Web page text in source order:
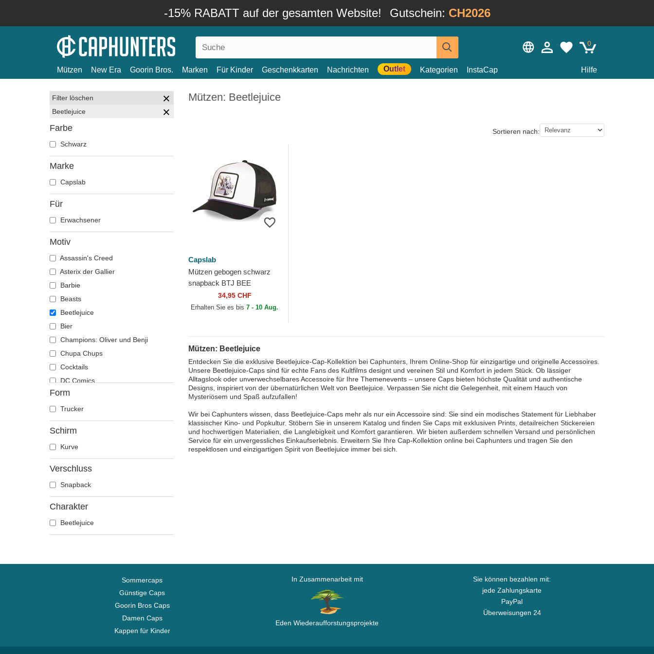
-15% RABATT auf der gesamten Website! Gutschein: CH2026
0
Mützen New Era Goorin Bros. Marken Für Kinder Geschenkkarten Nachrichten Outlet Kategorien InstaCap Hilfe
Filter löschen
Beetlejuice
Farbe
Schwarz
Marke
Capslab
Für
Erwachsener
Motiv
Assassin's Creed
Asterix der Gallier
Barbie
Beasts
Beetlejuice
Bier
Champions: Oliver und Benji
Chupa Chups
Cocktails
DC Comics
Der Herr der Ringe
Die Schlümpfe
Disney
Dragon Ball
Erdnüsse
Harry Potter
Hip Hop Dogz
Form
Trucker
Schirm
Kurve
Verschluss
Snapback
Charakter
Beetlejuice
Mützen: Beetlejuice
Sortieren nach:
Capslab
Mützen gebogen schwarz
snapback BTJ BEE
Beetlejuice von Capslab
34,95 CHF
Erhalten Sie es bis7 - 10 Aug.
Mützen: Beetlejuice
Entdecken Sie die exklusive Beetlejuice-Cap-Kollektion bei Caphunters, Ihrem Online-Shop für einzigartige und originelle Accessoires.
Unsere Beetlejuice-Caps sind für echte Fans des Kultfilms designt und vereinen Stil und Komfort in jedem Stück. Ob lässiger
Alltagslook oder unverwechselbares Accessoire für Ihre Themenevents – unsere Caps bieten höchste Qualität und authentische
Designs, inspiriert von der übernatürlichen Welt von Beetlejuice. Verpassen Sie nicht die Gelegenheit, mit einem Hauch von
Mysteriösem und Spaß aufzufallen!
Wir bei Caphunters wissen, dass Beetlejuice-Caps mehr als nur ein Accessoire sind: Sie sind ein modisches Statement für Liebhaber
klassischer Kino- und Popkultur. Stöbern Sie in unserem Katalog und finden Sie Caps mit exklusiven Prints, detailreichen Stickereien
und hochwertigen Materialien, die Langlebigkeit und Komfort garantieren. Wir bieten außerdem schnellen Versand und persönlichen
Service für ein unvergessliches Einkaufserlebnis. Erweitern Sie Ihre Cap-Kollektion online bei Caphunters und tragen Sie den
respektlosen und einzigartigen Spirit von Beetlejuice immer bei sich.
Sommercaps
Günstige Caps
Goorin Bros Caps
Damen Caps
Kappen für Kinder
In Zusammenarbeit mit
Eden Wiederaufforstungsprojekte
Sie können bezahlen mit:
jede Zahlungskarte
PayPal
Überweisungen 24